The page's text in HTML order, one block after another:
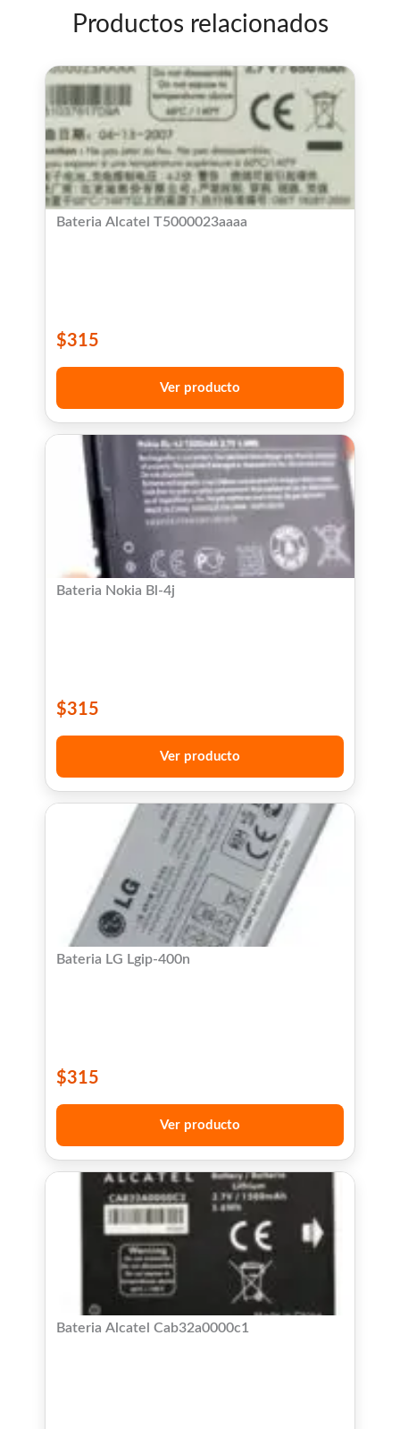
Productos relacionados
Bateria Alcatel T5000023aaaa
$315
Ver producto
Bateria Nokia Bl-4j
$315
Ver producto
Bateria LG Lgip-400n
$315
Ver producto
Bateria Alcatel Cab32a0000c1